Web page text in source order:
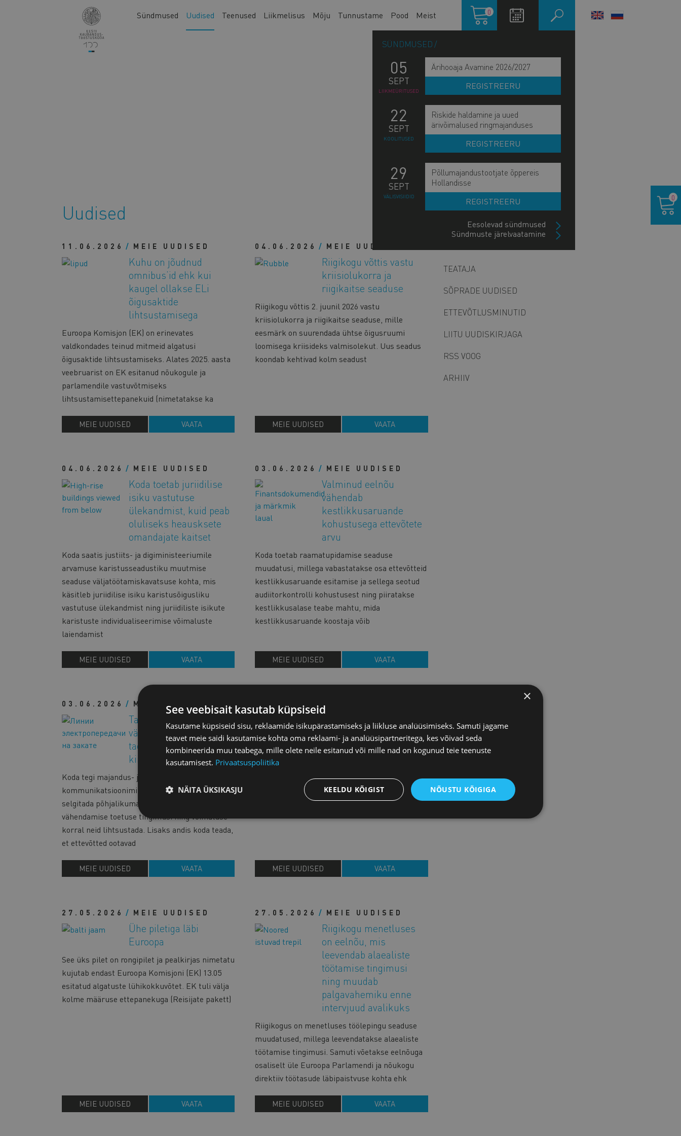
Main
navigation
Sündmused Uudised Teenused Liikmelisus Mõju Tunnustame Pood Meist
Ostukorv
0
SÜNDMUSED
05
SEPT
LIIKMEÜRITUSED
Ärihooaja Avamine 2026/2027
REGISTREERU
22
SEPT
KOOLITUSED
Riskide haldamine ja uued
ärivõimalused ringmajanduses
REGISTREERU
29
SEPT
VÄLISVISIIDID
Põllumajandustootjate õppereis
Hollandisse
REGISTREERU
Eesolevad sündmused
Sündmuste järelvaatamine
LANGUAGE
Uudised
11.06.2026 MEIE UUDISED
Kuhu on jõudnud
omnibus’id ehk kui
kaugel ollakse ELi
õigusaktide
lihtsustamisega
Euroopa Komisjon (EK) on erinevates
valdkondades teinud mitmeid algatusi
õigusaktide lihtsustamiseks. Alates 2025. aasta
veebruarist on EK esitanud nõukogule ja
parlamendile vastuvõtmiseks
lihtsustamisettepanekuid (nimetatakse ka
MEIE UUDISED VAATA
04.06.2026 MEIE UUDISED
Riigikogu võttis vastu
kriisiolukorra ja
riigikaitse seaduse
Riigikogu võttis 2. juunil 2026 vastu
kriisiolukorra ja riigikaitse seaduse, mille
eesmärk on suurendada ühtse õigusruumi
loomisega kriisideks valmisolekut. Uus seadus
koondab kehtivad kolm seadust
MEIE UUDISED VAATA
04.06.2026 MEIE UUDISED
Koda toetab juriidilise
isiku vastutuse
ülekandmist, kuid peab
oluliseks heausksete
omandajate kaitset
Koda saatis justiits- ja digiministeeriumile
arvamuse karistusseadustiku muutmise
seaduse väljatöötamiskavatsuse kohta, mis
käsitleb juriidilise isiku karistusõigusliku
vastutuse ülekandmist ning juriidiliste isikute
karistuste individualiseerimise võimaluste
laiendamist
MEIE UUDISED VAATA
03.06.2026 MEIE UUDISED
Valminud eelnõu
vähendab
kestlikkusaruande
kohustusega ettevõtete
arvu
Koda toetab raamatupidamise seaduse
muudatusi, millega vabastatakse osa ettevõtteid
kestlikkusaruande esitamise ja sellega seotud
audiitorkontrolli kohustusest ning piiratakse
kestlikkusalase teabe mahtu, mida
kestlikkusaruande koostaja võib
MEIE UUDISED VAATA
03.06.2026 MEIE UUDISED
Taastuvenergia tasu
vähendamise toetuse
taotlemine tuleb avada
kiiresti
Koda tegi majandus- ja
kommunikatsiooniministeeriumile ettepaneku
selgitada põhjalikumalt taastuvenergia tasu
vähendamise toetuse tingimusi ning võimaluse
korral neid lihtsustada. Lisaks andis koda teada,
et ettevõtted ootavad
MEIE UUDISED VAATA
03.06.2026
piirialade strateegiast
Euroopa Komisjoni (EK) nägemust, seisukohti ja
plaane Euroopa Liidu idapoolsete piirialade
kohta leiab EK teatisest „Teatis ELi idapoolsete
piirkondade kohta, mis piirnevad Venemaa,
MEIE UUDISED VAATA
27.05.2026 MEIE UUDISED
Ühe piletiga läbi
Euroopa
See üks pilet on rongipilet ja pealkirjas nimetatu
kujutab endast Euroopa Komisjoni (EK) 13.05
esitatud algatuste lühikokkuvõtet. EK tuli välja
kolme määruse ettepanekuga (Reisijate pakett)
MEIE UUDISED VAATA
27.05.2026 MEIE UUDISED
Riigikogu menetluses
on eelnõu, mis
leevendab alaealiste
töötamise tingimusi
ning muudab
palgavahemiku enne
intervjuud avalikuks
Riigikogus on menetluses töölepingu seaduse
muudatused, millega leevendatakse alaealiste
töötamise tingimusi. Samuti võetakse eelnõuga
osaliselt üle Euroopa Parlamendi ja nõukogu
direktiiv töötasude läbipaistvuse kohta ehk
MEIE UUDISED VAATA
0
Main
side
block
TEATAJA
SÕPRADE UUDISED
ETTEVÕTLUSMINUTID
LIITU UUDISKIRJAGA
RSS VOOG
ARHIIV
×
See veebisait kasutab küpsiseid
Kasutame küpsiseid sisu, reklaamide isikupärastamiseks ja liikluse analüüsimiseks. Samuti jagame
teavet meie saidi kasutamise kohta oma reklaami- ja analüüsipartneritega, kes võivad seda
kombineerida muu teabega, mille olete neile esitanud või mille nad on kogunud teie teenuste
kasutamisest. Privaatsuspoliitika
NÕUSTU KÕIGIGA
KEELDU KÕIGIST
NÄITA ÜKSIKASJU